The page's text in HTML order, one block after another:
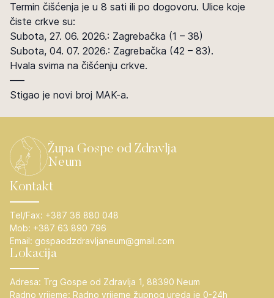
Termin čišćenja je u 8 sati ili po dogovoru. Ulice koje
čiste crkve su:
Subota, 27. 06. 2026.: Zagrebačka (1 – 38)
Subota, 04. 07. 2026.: Zagrebačka (42 – 83).
Hvala svima na čišćenju crkve.
—–
Stigao je novi broj MAK-a.
Župa Gospe od Zdravlja
Neum
Kontakt
Tel/Fax: +387 36 880 048
Mob: +387 63 890 796
Email: gospaodzdravljaneum@gmail.com
Lokacija
Adresa: Trg Gospe od Zdravlja 1, 88390 Neum
Radno vrijeme: Radno vrijeme župnog ureda je 0-24h